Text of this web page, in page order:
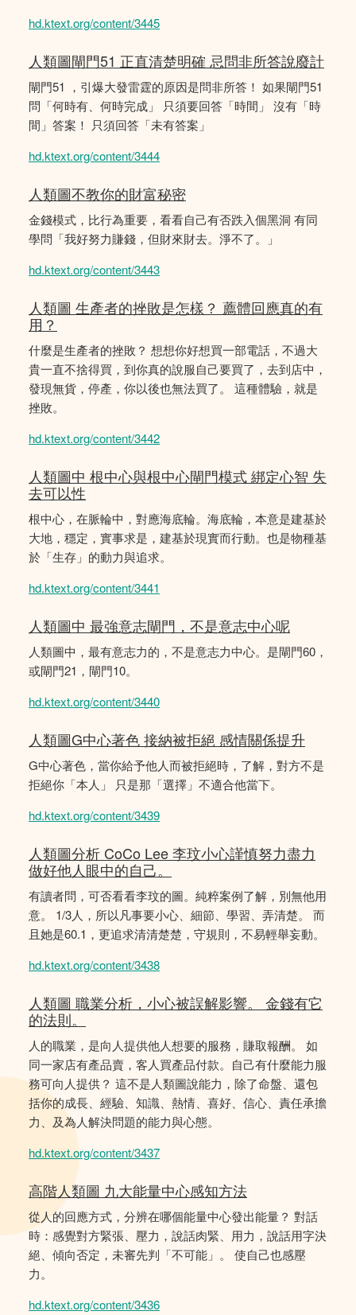
hd.ktext.org/content/3445
人類圖閘門51 正直清楚明確 忌問非所答說廢計
閘門51 ，引爆大發雷霆的原因是問非所答！ 如果閘門51
問「何時有、何時完成」 只須要回答「時間」 沒有「時
間」答案！ 只須回答「未有答案」
hd.ktext.org/content/3444
人類圖不教你的財富秘密
金錢模式，比行為重要，看看自己有否跌入個黑洞 有同
學問「我好努力賺錢，但財來財去。淨不了。」
hd.ktext.org/content/3443
人類圖 生產者的挫敗是怎樣？ 薦體回應真的有
用？
什麼是生產者的挫敗？ 想想你好想買一部電話，不過大
貴一直不捨得買，到你真的說服自己要買了，去到店中，
發現無貨，停產，你以後也無法買了。 這種體驗，就是
挫敗。
hd.ktext.org/content/3442
人類圖中 根中心與根中心閘門模式 綁定心智 失
去可以性
根中心，在脈輪中，對應海底輪。海底輪，本意是建基於
大地，穩定，實事求是，建基於現實而行動。也是物種基
於「生存」的動力與追求。
hd.ktext.org/content/3441
人類圖中 最強意志閘門，不是意志中心呢
人類圖中，最有意志力的，不是意志力中心。是閘門60，
或閘門21，閘門10。
hd.ktext.org/content/3440
人類圖G中心著色 接納被拒絕 感情關係提升
G中心著色，當你給予他人而被拒絕時，了解，對方不是
拒絕你「本人」 只是那「選擇」不適合他當下。
hd.ktext.org/content/3439
人類圖分析 CoCo Lee 李玟小心謹慎努力盡力
做好他人眼中的自己。
有讀者問，可否看看李玟的圖。純粹案例了解，別無他用
意。 1/3人，所以凡事要小心、細節、學習、弄清楚。 而
且她是60.1，更追求清清楚楚，守規則，不易輕舉妄動。
hd.ktext.org/content/3438
人類圖 職業分析，小心被誤解影響。 金錢有它
的法則。
人的職業，是向人提供他人想要的服務，賺取報酬。 如
同一家店有產品賣，客人買產品付款。自己有什麼能力服
務可向人提供？ 這不是人類圖說能力，除了命盤、還包
括你的成長、經驗、知識、熱情、喜好、信心、責任承擔
力、及為人解決問題的能力與心態。
hd.ktext.org/content/3437
高階人類圖 九大能量中心感知方法
從人的回應方式，分辨在哪個能量中心發出能量？ 對話
時：感覺對方緊張、壓力，說話肉緊、用力，說話用字決
絕、傾向否定，未審先判「不可能」。 使自己也感壓
力。
hd.ktext.org/content/3436